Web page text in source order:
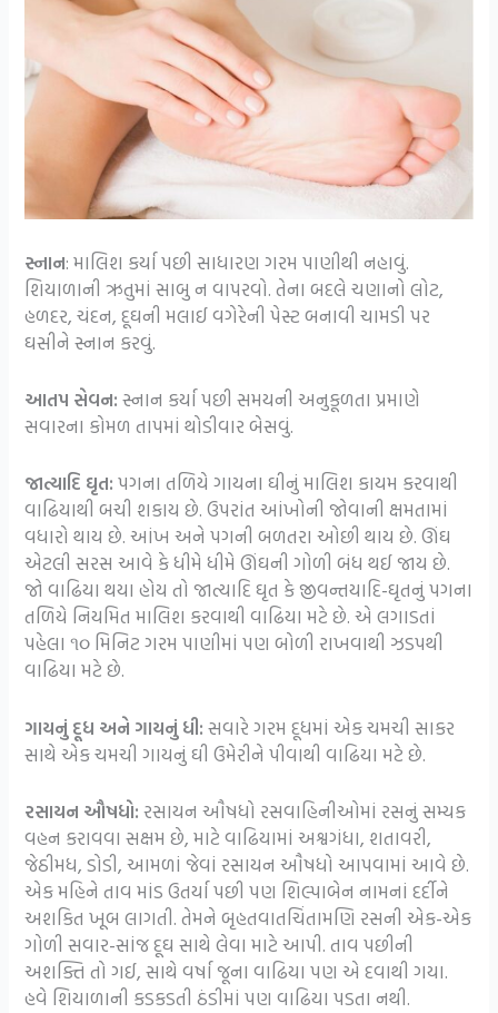
સ્નાન: માલિશ કર્યા પછી સાધારણ ગરમ પાણીથી નહાવું.
શિયાળાની ઋતુમાં સાબુ ન વાપરવો. તેના બદલે ચણાનો લોટ,
હળદર, ચંદન, દૂઘની મલાઈ વગેરેની પેસ્ટ બનાવી ચામડી પર
ઘસીને સ્નાન કરવું.
આતપ સેવન:સ્નાન કર્યા પછી સમયની અનુકૂળતા પ્રમાણે
સવારના કોમળ તાપમાં થોડીવાર બેસવું.
જાત્યાદિ ઘૃત:પગના તળિયે ગાયના ઘીનું માલિશ કાયમ કરવાથી
વાઢિયાથી બચી શકાય છે. ઉપરાંત આંખોની જોવાની ક્ષમતામાં
વધારો થાય છે. આંખ અને પગની બળતરા ઓછી થાય છે. ઊંઘ
એટલી સરસ આવે કે ધીમે ધીમે ઊંઘની ગોળી બંધ થઈ જાય છે.
જો વાઢિયા થયા હોય તો જાત્યાદિ ઘૃત કે જીવન્તયાદિ-ઘૃતનું પગના
તળિયે નિયમિત માલિશ કરવાથી વાઢિયા મટે છે. એ લગાડતાં
પહેલા ૧૦ મિનિટ ગરમ પાણીમાં પણ બોળી રાખવાથી ઝડપથી
વાઢિયા મટે છે.
ગાયનું દૂધ અને ગાયનું ધી:સવારે ગરમ દૂધમાં એક ચમચી સાકર
સાથે એક ચમચી ગાયનું ઘી ઉમેરીને પીવાથી વાઢિયા મટે છે.
રસાયન ઔષધો:રસાયન ઔષધો રસવાહિનીઓમાં રસનું સમ્યક
વહન કરાવવા સક્ષમ છે, માટે વાઢિયામાં અશ્વગંધા, શતાવરી,
જેઠીમધ, ડોડી, આમળાં જેવાં રસાયન ઔષધો આપવામાં આવે છે.
એક મહિને તાવ માંડ ઉતર્યા પછી પણ શિલ્પાબેન નામનાં દર્દીને
અશકિત ખૂબ લાગતી. તેમને બૃહતવાતચિંતામણિ રસની એક-એક
ગોળી સવાર-સાંજ દૂઘ સાથે લેવા માટે આપી. તાવ પછીની
અશક્તિ તો ગઈ, સાથે વર્ષા જૂના વાઢિયા પણ એ દવાથી ગયા.
હવે શિયાળાની કડકડતી ઠંડીમાં પણ વાઢિયા પડતા નથી.